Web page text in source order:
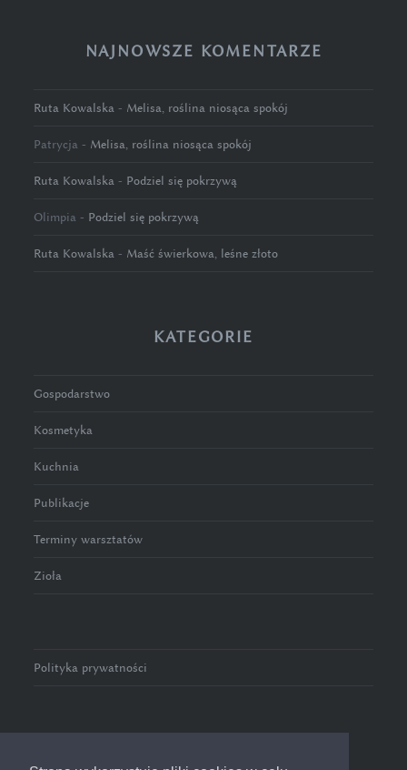
NAJNOWSZE KOMENTARZE
Ruta Kowalska - Melisa, roślina niosąca spokój
Patrycja - Melisa, roślina niosąca spokój
Ruta Kowalska - Podziel się pokrzywą
Olimpia - Podziel się pokrzywą
Ruta Kowalska - Maść świerkowa, leśne złoto
KATEGORIE
Gospodarstwo
Kosmetyka
Kuchnia
Publikacje
Terminy warsztatów
Zioła
Polityka prywatności